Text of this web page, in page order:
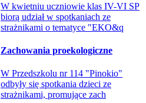
W kwietniu uczniowie klas IV-VI SP
biorą udział w spotkaniach ze
strażnikami o tematyce "EKO&q
Zachowania proekologiczne
W Przedszkolu nr 114 "Pinokio"
odbyły się spotkania dzieci ze
strażnikami, promujące zach